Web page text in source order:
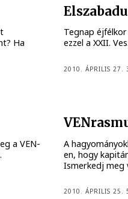
Ha
Tegnap
ezzel a XXII.
2010. ÁPRILIS 27.
a VEN-
A
en, hogy
Ismerkedj meg
2010. ÁPRILIS 25.